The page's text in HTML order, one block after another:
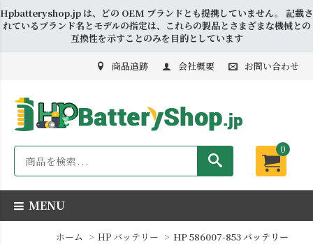
Hpbatteryshop.jp は、どの OEM ブランドとも提携していません。 記載さ
れているブランド名とモデルの指定は、これらの製品とさまざまな機械との
互換性を示すことのみを目的としています
商品追跡 会社概要 お問い合わせ
0
MENU
ホーム HP バッテリー HP 586007-853 バッテリー